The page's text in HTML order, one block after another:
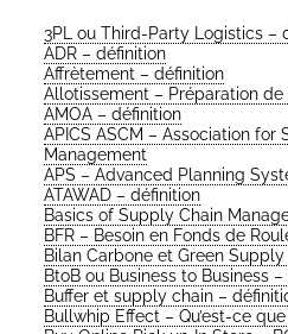
3PL ou Third-Par­ty Logis­tics –
ADR – définition
Affrè­te­ment – définition
Allo­tis­se­ment – Pré­pa­ra­tion
AMOA – définition
APICS ASCM – Asso­cia­tion for
Management
APS – Advan­ced Plan­ning
ATAWAD – définition
Basics of Sup­ply Chain
BFR – Besoin en Fonds de
Bilan Car­bone et Green
BtoB ou Busi­ness to Busi­ness
Buf­fer et sup­ply chain –
Bullw­hip Effect – Qu’est-ce